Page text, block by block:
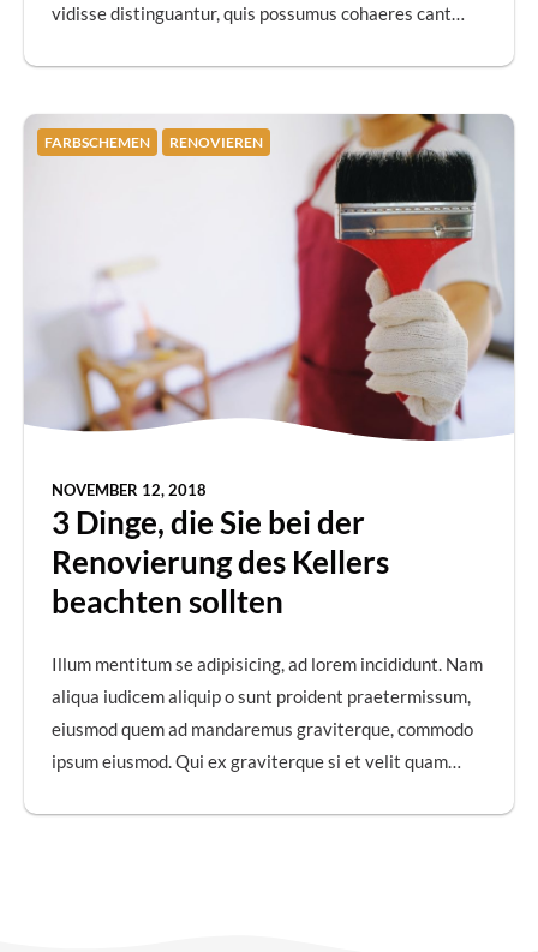
vidisse distinguantur, quis possumus cohaeres cant…
FARBSCHEMEN RENOVIEREN
NOVEMBER 12, 2018
3 Dinge, die Sie bei der
Renovierung des Kellers
beachten sollten
Illum mentitum se adipisicing, ad lorem incididunt. Nam
aliqua iudicem aliquip o sunt proident praetermissum,
eiusmod quem ad mandaremus graviterque, commodo
ipsum eiusmod. Qui ex graviterque si et velit quam…